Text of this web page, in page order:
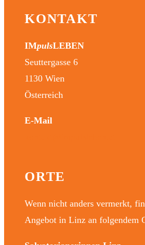
KONTAKT
IMpulsLEBEN
Seuttergasse 6
1130 Wien
Österreich
E-Mail
ORTE
Wenn nicht anders vermerkt,
Angebot in Linz an folgendem